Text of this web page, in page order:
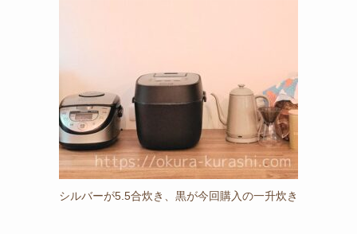
シルバーが5.5合炊き、黒が今回購入の一升炊き